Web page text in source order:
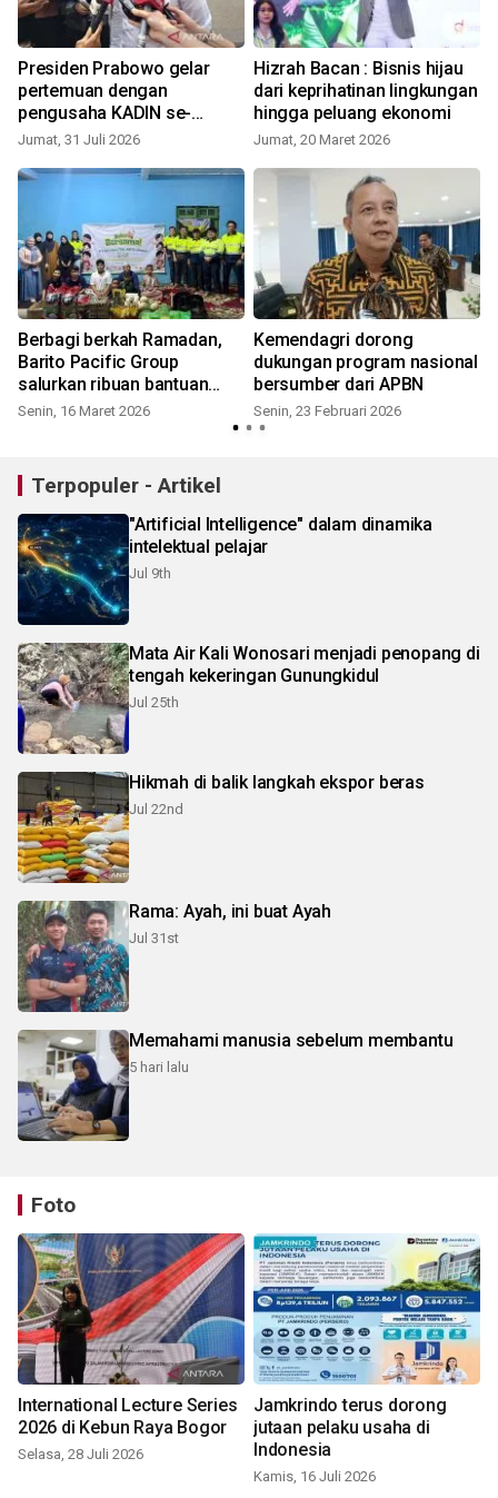
Presiden Prabowo gelar
pertemuan dengan
pengusaha KADIN se-
Indonesia
Jumat, 31 Juli 2026
Hizrah Bacan : Bisnis hijau
dari keprihatinan lingkungan
hingga peluang ekonomi
Jumat, 20 Maret 2026
Berbagi berkah Ramadan,
Barito Pacific Group
salurkan ribuan bantuan
untuk masyarakat
Senin, 16 Maret 2026
Kemendagri dorong
dukungan program nasional
bersumber dari APBN
Senin, 23 Februari 2026
Terpopuler - Artikel
"Artificial Intelligence" dalam dinamika
intelektual pelajar
Jul 9th
Mata Air Kali Wonosari menjadi penopang di
tengah kekeringan Gunungkidul
Jul 25th
Hikmah di balik langkah ekspor beras
Jul 22nd
Rama: Ayah, ini buat Ayah
Jul 31st
Memahami manusia sebelum membantu
5 hari lalu
Foto
International Lecture Series
2026 di Kebun Raya Bogor
Selasa, 28 Juli 2026
Jamkrindo terus dorong
jutaan pelaku usaha di
Indonesia
Kamis, 16 Juli 2026